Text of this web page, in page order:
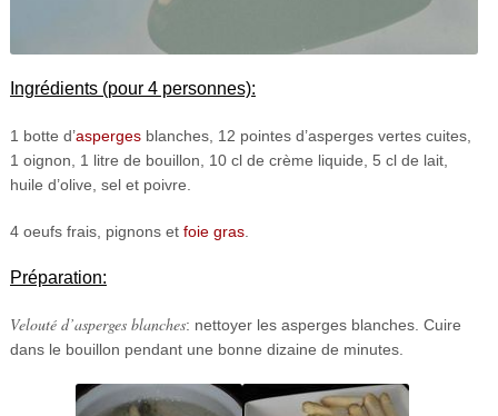
Ingrédients (pour 4 personnes):
1 botte d’aspergesblanches, 12 pointes d’asperges vertes cuites,
1 oignon, 1 litre de bouillon, 10 cl de crème liquide, 5 cl de lait,
huile d’olive, sel et poivre.
4 oeufs frais, pignons et foie gras.
Préparation:
Velouté d’asperges blanches: nettoyer les asperges blanches. Cuire
dans le bouillon pendant une bonne dizaine de minutes.